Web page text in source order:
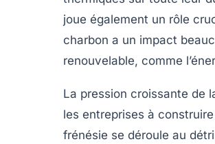
joue également un rôle
charbon a un impact
renouvelable, comme
La pression croissante de
les entreprises à
frénésie se déroule au